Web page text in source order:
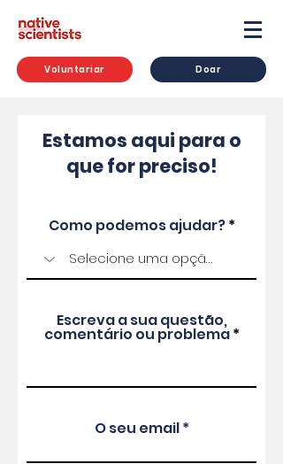
Voluntariar Doar
Estamos aqui para o
que for preciso!
Como podemos ajudar?
Escreva a sua questão,
comentário ou problema
O seu email